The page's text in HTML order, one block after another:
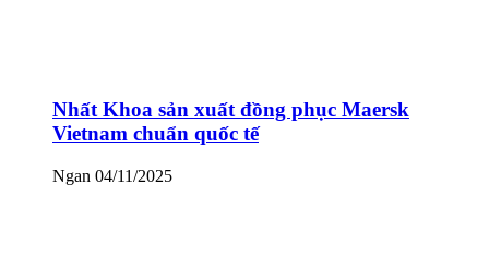
Nhất Khoa sản xuất đồng phục Maersk
Vietnam chuẩn quốc tế
Ngan 04/11/2025